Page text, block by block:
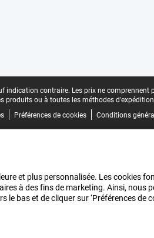
indication contraire. Les prix ne comprennent
produits ou à toutes les méthodes
Préférences de cookies Conditions
et plus personnalisée. Les cookies
à des fins de marketing. Ainsi,
bas et de cliquer sur ‘Préférences de